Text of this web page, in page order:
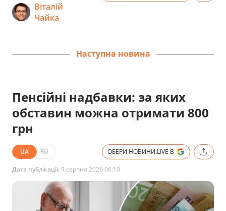
Віталій
Чайка
Наступна новина
Пенсійні надбавки: за яких
обставин можна отримати 800
грн
UA RU ОБЕРИ НОВИНИ.LIVE В
Дата публікації:9 серпня 2026 06:10